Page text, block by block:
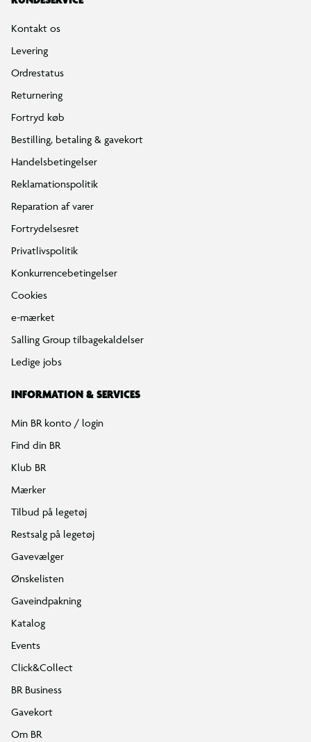
Kontakt os
Levering
Ordrestatus
Returnering
Fortryd køb
Bestilling, betaling & gavekort
Handelsbetingelser
Reklamationspolitik
Reparation af varer
Fortrydelsesret
Privatlivspolitik
Konkurrencebetingelser
Cookies
e-mærket
Salling Group tilbagekaldelser
Ledige jobs
INFORMATION & SERVICES
Min BR konto / login
Find din BR
Klub BR
Mærker
Tilbud på legetøj
Restsalg på legetøj
Gavevælger
Ønskelisten
Gaveindpakning
Katalog
Events
Click&Collect
BR Business
Gavekort
Om BR